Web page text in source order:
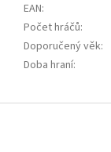
EAN:
Počet hráčů:
Doporučený věk:
Doba hraní: